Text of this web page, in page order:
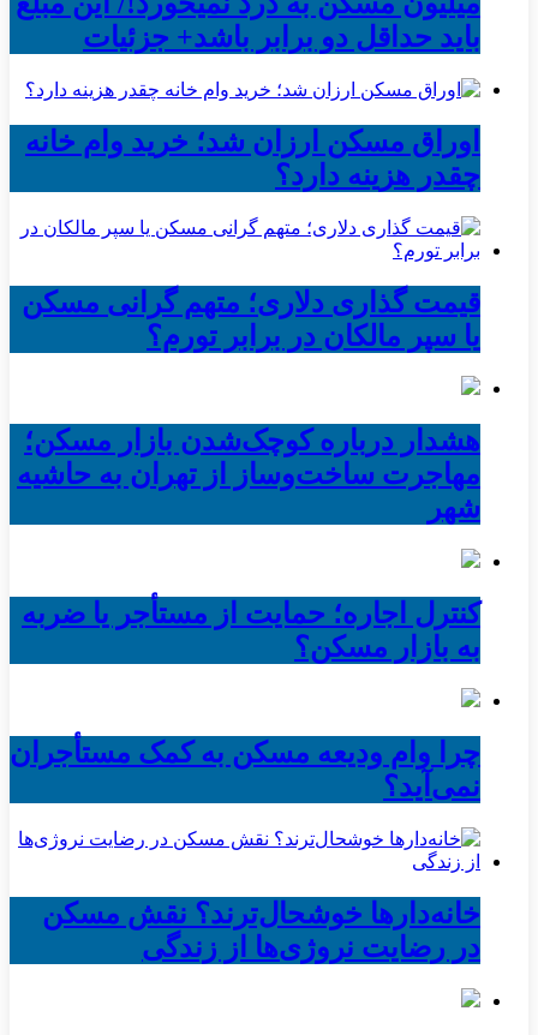
باید حداقل دو برابر باشد+ جزئیات
اوراق مسکن ارزان شد؛ خرید وام خانه
چقدر هزینه دارد؟
قیمت گذاری دلاری؛ متهم گرانی مسکن
یا سپر مالکان در برابر تورم؟
هشدار درباره کوچک‌شدن بازار مسکن؛
مهاجرت ساخت‌وساز از تهران به حاشیه‌
شهر
کنترل اجاره؛ حمایت از مستأجر یا ضربه
به بازار مسکن؟
چرا وام ودیعه مسکن به کمک مستأجران
نمی‌آید؟
خانه‌دارها خوشحال‌ترند؟ نقش مسکن
در رضایت نروژی‌ها از زندگی